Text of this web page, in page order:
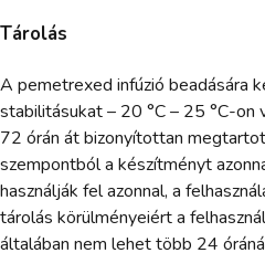
Tárolás
A pemetrexed infúzió beadására
stabilitásukat – 20 °C – 25 °C-
72 órán át bizonyítottan
szempontból a készítményt
használják fel azonnal, a
tárolás körülményeiért a
általában nem lehet több 24